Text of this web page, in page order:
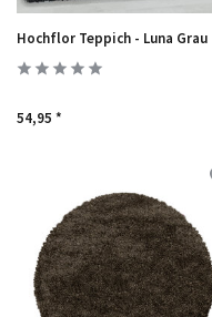
Hochflor Teppich - Luna Grau
54,95 *